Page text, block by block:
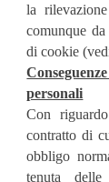
la
comunque
di cookie
personali
Con
contratto di
obbligo
tenuta